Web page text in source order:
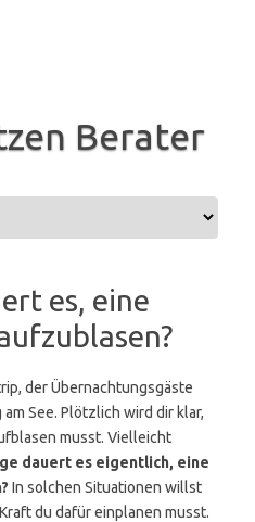
Berater
es, eine
der Übernachtungsgäste
See. Plötzlich wird dir klar,
musst. Vielleicht
dauert es eigentlich, eine
In solchen Situationen willst
du dafür einplanen musst.